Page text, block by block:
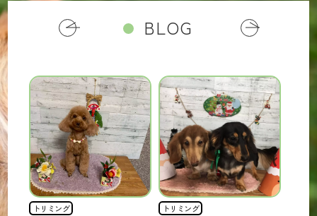
BLOG
トリミング トリミング